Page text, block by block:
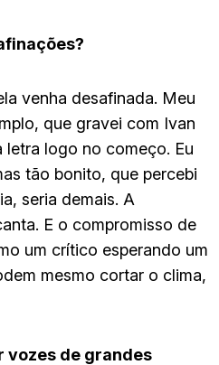
venha desafinada. Meu
que gravei com Ivan
letra logo no começo. Eu
tão bonito, que percebi
seria demais. A
E o compromisso de
um crítico esperando um
mesmo cortar o clima,
vozes de grandes